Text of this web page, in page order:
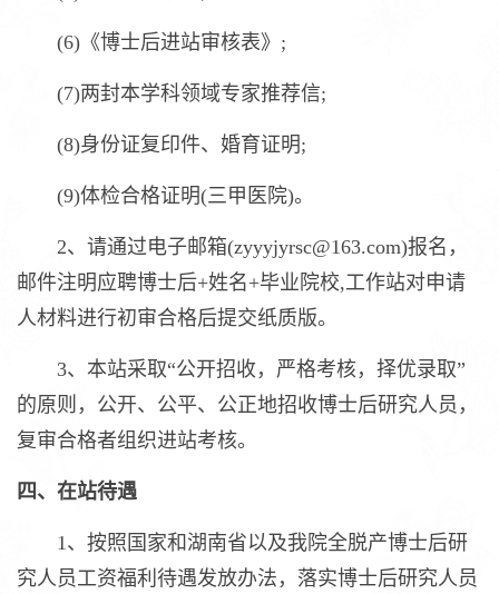
(6)《博士后进站审核表》;
(7)两封本学科领域专家推荐信;
(8)身份证复印件、婚育证明;
(9)体检合格证明(三甲医院)。
2、请通过电子邮箱(zyyyjyrsc@163.com)报名，
邮件注明应聘博士后+姓名+毕业院校,工作站对申请
人材料进行初审合格后提交纸质版。
3、本站采取“公开招收，严格考核，择优录取”
的原则，公开、公平、公正地招收博士后研究人员，
复审合格者组织进站考核。
四、在站待遇
1、按照国家和湖南省以及我院全脱产博士后研
究人员工资福利待遇发放办法，落实博士后研究人员